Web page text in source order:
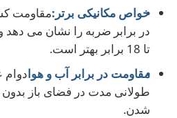
بازدید از کارخانه
کنترل کیفیت
خواص مکانیکی برتر:مقاومت
تا 18 برابر بهتر است.
مقاومت در برابر آب و هوادوام
طولانی مدت در فضای باز بدون
شدن.